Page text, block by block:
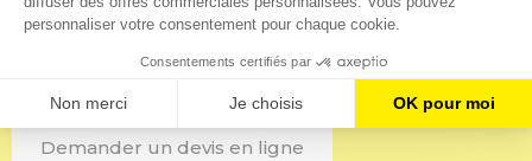
Téléchargez immédiatement vos fichiers CAO pour un
Demander un devis en ligne